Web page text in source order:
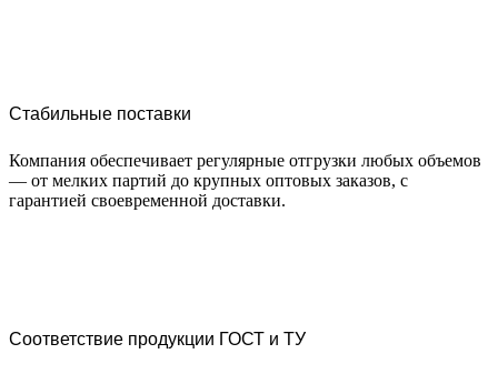
Стабильные поставки
Компания обеспечивает регулярные отгрузки любых объемов
— от мелких партий до крупных оптовых заказов, с
гарантией своевременной доставки.
Соответствие продукции ГОСТ и ТУ